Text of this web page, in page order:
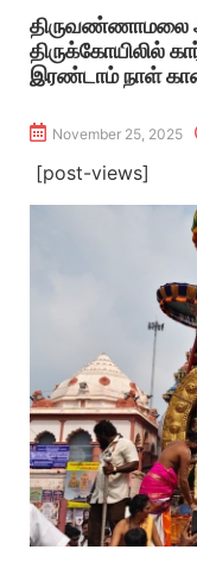
திருவண்ணாமலை
திருக்கோயிலில்
இரண்டாம் நாள்
November 25, 2025
[post-views]